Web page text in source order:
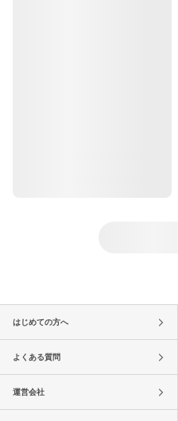
はじめての方へ
よくある質問
運営会社